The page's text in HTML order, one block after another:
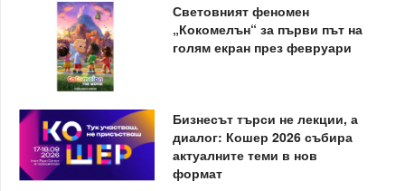
Световният феномен
„Кокомелън“ за първи път на
голям екран през февруари
Бизнесът търси не лекции, а
диалог: Кошер 2026 събира
актуалните теми в нов
формат